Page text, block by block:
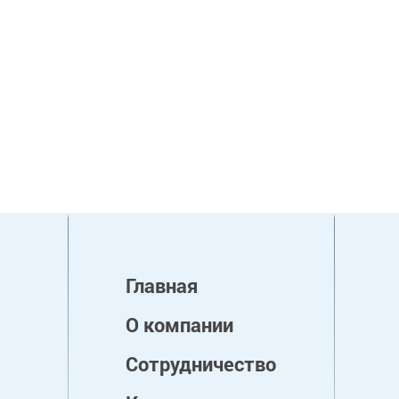
Главная
О компании
Сотрудничество